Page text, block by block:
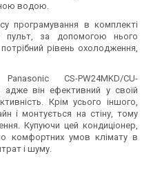
водою.
програмування в комплекті
пульт, за допомогою нього
рівень охолодження,
CS-PW24MKD/CU-
адже він ефективний у своїй
Крім усього іншого,
і монтується на стіну, тому
Купуючи цей кондиціонер,
комфортних умов клімату в
і шуму.